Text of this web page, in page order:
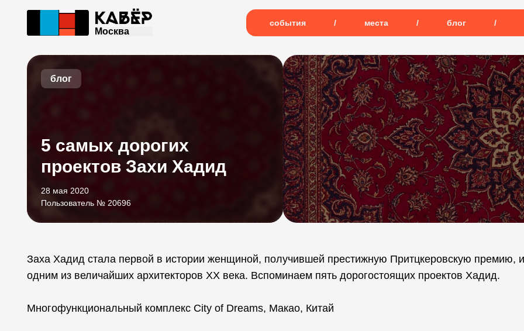
Москва
события / места / блог /
блог
5 самых дорогих
проектов Захи Хадид
28 мая 2020
Пользователь № 20696
Заха Хадид стала первой в истории женщиной, получившей престижную Притцкеровскую премию, и
одним из величайших архитекторов XX века. Вспоминаем пять дорогостоящих проектов Хадид.
Многофункциональный комплекс City of Dreams, Макао, Китай